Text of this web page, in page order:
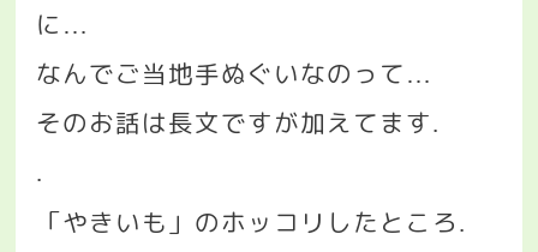
に …
なんでご当地手ぬぐいなのって …
そのお話は長文ですが加えてます.
.
「やきいも」のホッコリしたところ .